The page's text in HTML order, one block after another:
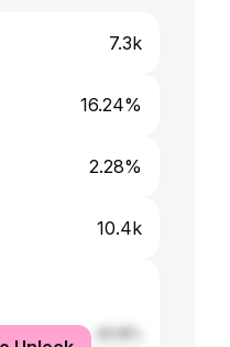
7.3k
16.24%
2.28%
10.4k